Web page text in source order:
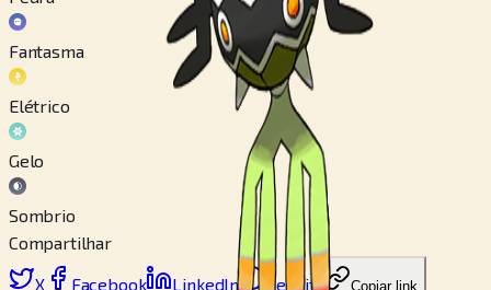
Fantasma
Elétrico
Gelo
Sombrio
Compartilhar
X Facebook LinkedIn Reddit Copiar link